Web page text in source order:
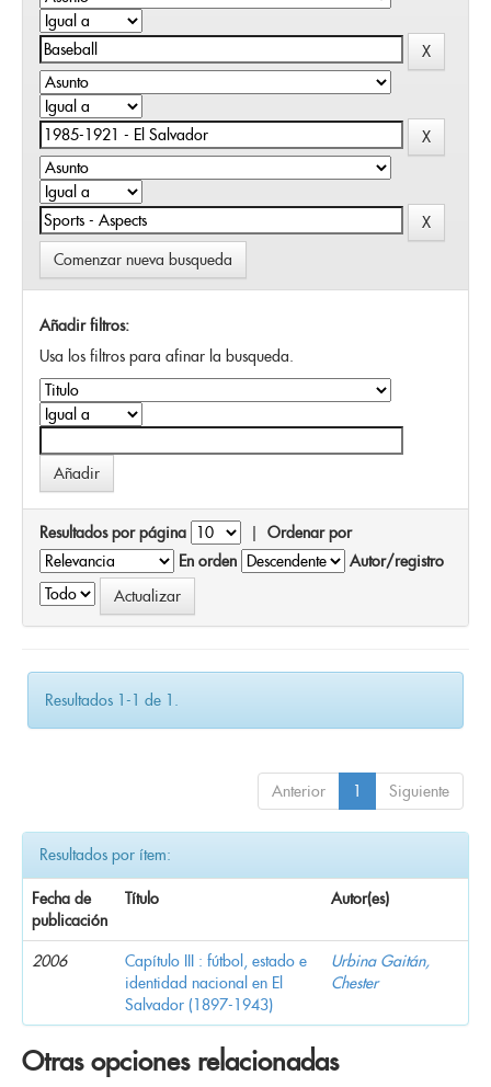
Comenzar nueva busqueda
Añadir filtros:
Usa los filtros para afinar la busqueda.
Resultados por página | Ordenar por
En orden
Autor/registro
Resultados 1-1 de 1.
Anterior 1 Siguiente
Resultados por ítem:
Fecha de
publicación
Título Autor(es)
2006
Capítulo III : fútbol, estado e
identidad nacional en El
Salvador (1897-1943)
Urbina Gaitán,
Chester
Otras opciones relacionadas